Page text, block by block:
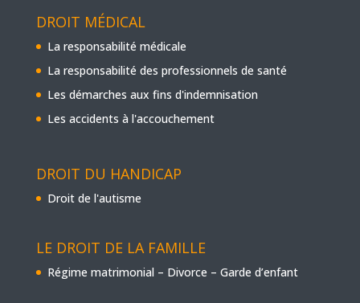
DROIT MÉDICAL
La responsabilité médicale
La responsabilité des professionnels de santé
Les démarches aux fins d'indemnisation
Les accidents à l'accouchement
DROIT DU HANDICAP
Droit de l'autisme
LE DROIT DE LA FAMILLE
Régime matrimonial – Divorce – Garde d’enfant